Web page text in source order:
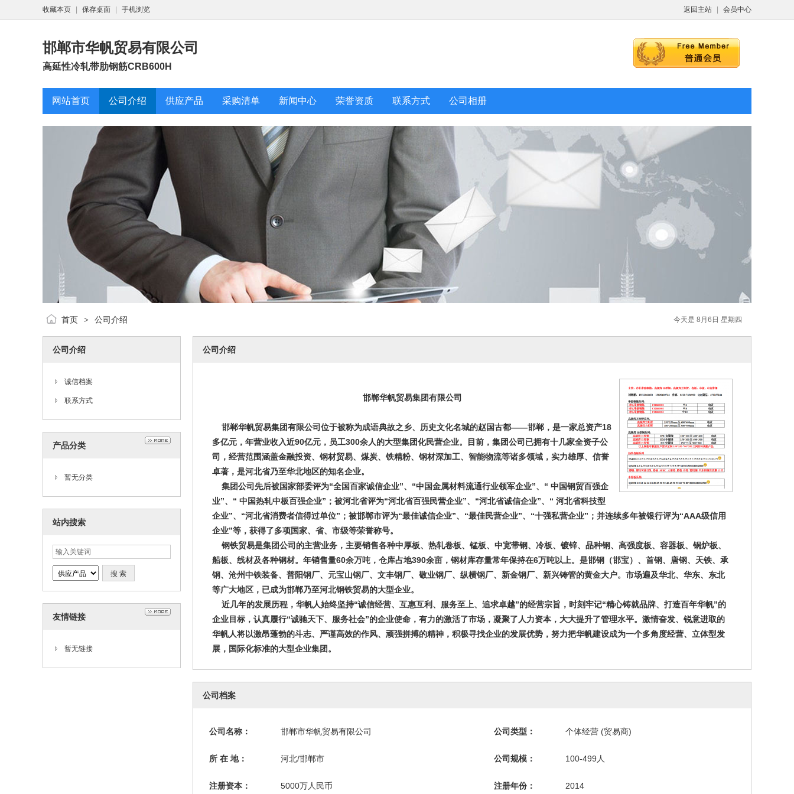
返回主站 会员中心
收藏本页 保存桌面 手机浏览
邯郸市华帆贸易有限公司
高延性冷轧带肋钢筋CRB600H
网站首页 公司介绍 供应产品 采购清单 新闻中心 荣誉资质 联系方式 公司相册
今天是 8月6日 星期四
首页 > 公司介绍
公司介绍
诚信档案
联系方式
产品分类
暂无分类
站内搜索
友情链接
暂无链接
公司介绍
邯郸华帆贸易集团有限公司
邯郸华帆贸易集团有限公司位于被称为成语典故之乡、历史文化名城的赵国古都——邯郸，是一家总资产18
多亿元，年营业收入近90亿元，员工300余人的大型集团化民营企业。目前，集团公司已拥有十几家全资子公
司，经营范围涵盖金融投资、钢材贸易、煤炭、铁精粉、钢材深加工、智能物流等诸多领域，实力雄厚、信誉
卓著，是河北省乃至华北地区的知名企业。
集团公司先后被国家部委评为“全国百家诚信企业”、“中国金属材料流通行业领军企业”、“ 中国钢贸百强企
业”、“ 中国热轧中板百强企业”；被河北省评为“河北省百强民营企业”、“河北省诚信企业”、“ 河北省科技型
企业”、“河北省消费者信得过单位”；被邯郸市评为“最佳诚信企业”、“最佳民营企业”、“十强私营企业”；并连续多年被银行评为“AAA级信用
企业”等，获得了多项国家、省、市级等荣誉称号。
钢铁贸易是集团公司的主营业务，主要销售各种中厚板、热轧卷板、锰板、中宽带钢、冷板、镀锌、品种钢、高强度板、容器板、锅炉板、
船板、线材及各种钢材。年销售量60余万吨，仓库占地390余亩，钢材库存量常年保持在6万吨以上。是邯钢（邯宝）、首钢、唐钢、天铁、承
钢、沧州中铁装备、普阳钢厂、元宝山钢厂、文丰钢厂、敬业钢厂、纵横钢厂、新金钢厂、新兴铸管的黄金大户。市场遍及华北、华东、东北
等广大地区，已成为邯郸乃至河北钢铁贸易的大型企业。
近几年的发展历程，华帆人始终坚持“诚信经营、互惠互利、服务至上、追求卓越”的经营宗旨，时刻牢记“精心铸就品牌、打造百年华帆”的
企业目标，认真履行“诚驰天下、服务社会”的企业使命，有力的激活了市场，凝聚了人力资本，大大提升了管理水平。激情奋发、锐意进取的
华帆人将以激昂蓬勃的斗志、严谨高效的作风、顽强拼搏的精神，积极寻找企业的发展优势，努力把华帆建设成为一个多角度经营、立体型发
展，国际化标准的大型企业集团。
公司档案
公司名称： 邯郸市华帆贸易有限公司 公司类型： 个体经营 (贸易商)
所 在 地： 河北/邯郸市 公司规模： 100-499人
注册资本： 5000万人民币 注册年份： 2014